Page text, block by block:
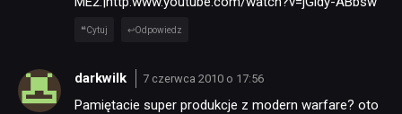
Cytuj Odpowiedz
darkwilk 7 czerwca 2010 o 17:56
Pamiętacie super produkcje z modern warfare? oto